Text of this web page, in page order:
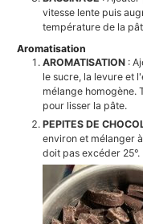
vitesse lente puis
température de la
Aromatisation
AROMATISATION :
le sucre, la levure et
mélange homogène.
pour lisser la pâte.
PEPITES DE
environ et mélanger
doit pas excéder 25°.